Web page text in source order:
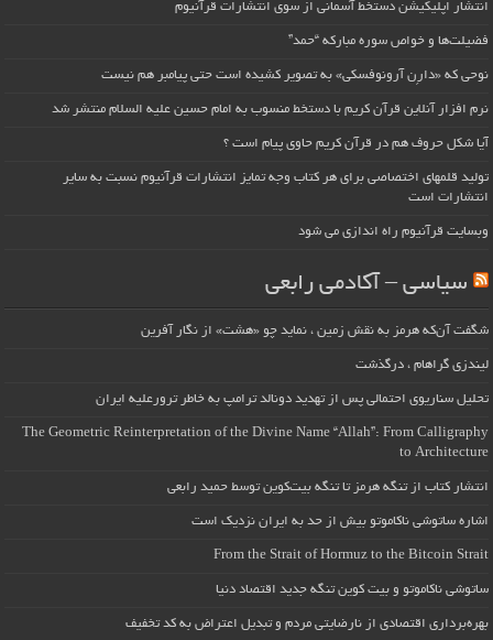
انتشار اپلیکیشن دستخط آسمانی از سوی انتشارات قرآنیوم
فضیلت‌ها و خواص سوره مبارکه “حمد”
نوحی که «دارِن آرونوفسکی» به تصویر کشیده است حتی پیامبر هم نیست
نرم افزار آنلاین قرآن کریم با دستخط منسوب به امام حسین علیه السلام منتشر شد
آیا شکل حروف هم در قرآن کریم حاوی پیام است ؟
تولید قلمهای اختصاصی برای هر کتاب وجه تمایز انتشارات قرآنیوم نسبت به سایر
انتشارات است
وبسایت قرآنیوم راه اندازی می شود
سیاسی – آکادمی رابعی
شگفت آن‌که هرمز به نقش زمین ، نماید چو «هشت» از نگار آفرین
لیندزی گراهام ، درگذشت
تحلیل سناریوی احتمالی پس از تهدید دونالد ترامپ به خاطر ترورعلیه ایران
The Geometric Reinterpretation of the Divine Name “Allah”: From Calligraphy
to Architecture
انتشار کتاب از تنگه هرمز تا تنگه بیت‌کوین توسط حمید رابعی
اشاره ساتوشی ناکاموتو بیش از حد به ایران نزدیک است
From the Strait of Hormuz to the Bitcoin Strait
ساتوشی ناکاموتو و بیت کوین تنگه جدید اقتصاد دنیا
بهره‌برداری اقتصادی از نارضایتی مردم و تبدیل اعتراض به کد تخفیف